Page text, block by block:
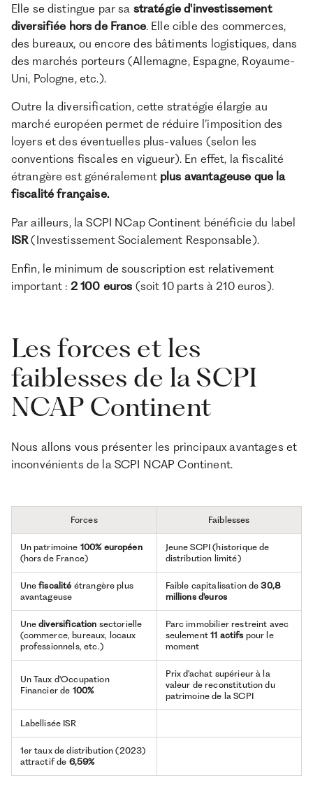
Elle se distingue par sa stratégie d'investissement
diversifiée hors de France. Elle cible des commerces,
des bureaux, ou encore des bâtiments logistiques, dans
des marchés porteurs (Allemagne, Espagne, Royaume-
Uni, Pologne, etc.).
Outre la diversification, cette stratégie élargie au
marché européen permet de réduire l’imposition des
loyers et des éventuelles plus-values (selon les
conventions fiscales en vigueur). En effet, la fiscalité
étrangère est généralement plus avantageuse que la
fiscalité française.
Par ailleurs, la SCPI NCap Continent bénéficie du label
ISR(Investissement Socialement Responsable).
Enfin, le minimum de souscription est relativement
important : 2 100 euros (soit 10 parts à 210 euros).
Les forces et les
faiblesses de la SCPI
NCAP Continent
Nous allons vous présenter les principaux avantages et
inconvénients de la SCPI NCAP Continent.
Forces Faiblesses
Un patrimoine 100% européen
(hors de France)
Jeune SCPI (historique de
distribution limité)
Unefiscalité étrangère plus
avantageuse
Faible capitalisation de30,8
millions d'euros
Unediversification sectorielle
(commerce, bureaux, locaux
professionnels, etc.)
Parc immobilier restreint avec
seulement11 actifs pour le
moment
Un Taux d'Occupation
Financier de 100%
Prix d'achat supérieur à la
valeur de reconstitution du
patrimoine de la SCPI
Labellisée ISR
1er taux de distribution (2023)
attractif de 6,59%